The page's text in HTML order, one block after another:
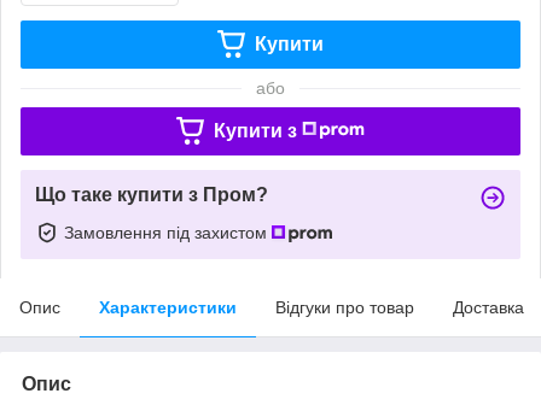
Купити
або
Купити з
Що таке купити з Пром?
Замовлення під захистом
Опис Характеристики Відгуки про товар Доставка
Опис